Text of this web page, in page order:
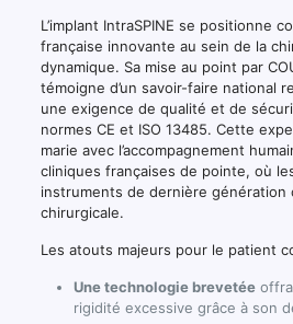
L’implant IntraSPINE se positionne
française innovante au sein de la
dynamique. Sa mise au point par
témoigne d’un savoir-faire national
une exigence de qualité et de
normes CE et ISO 13485. Cette
marie avec l’accompagnement
cliniques françaises de pointe, où
instruments de dernière génération
chirurgicale.
Les atouts majeurs pour le patient
Une technologie brevetée
rigidité excessive grâce à son